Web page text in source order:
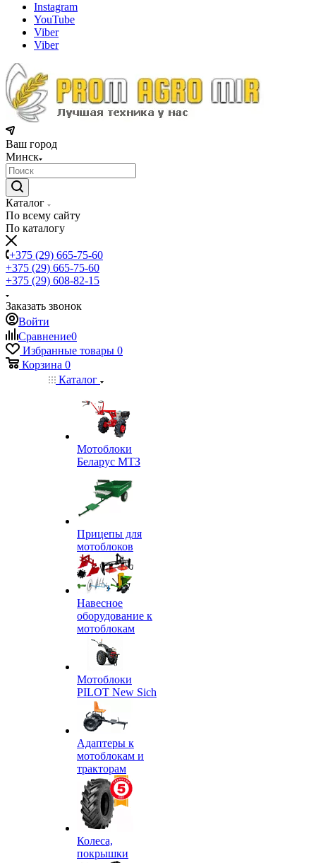
Instagram
YouTube
Viber
Viber
Ваш город
Минск
Каталог
По всему сайту
По каталогу
+375 (29) 665-75-60
+375 (29) 665-75-60
+375 (29) 608-82-15
Заказать звонок
Войти
Сравнение0
Избранные товары 0
Корзина 0
Каталог
Мотоблоки
Беларус МТЗ
Прицепы для
мотоблоков
Навесное
оборудование к
мотоблокам
Мотоблоки
PILOT New Sich
Адаптеры к
мотоблокам и
тракторам
Колеса,
покрышки